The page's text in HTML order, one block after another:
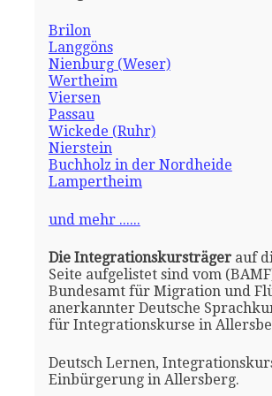
Brilon
Langgöns
Nienburg (Weser)
Wertheim
Viersen
Passau
Wickede (Ruhr)
Nierstein
Buchholz in der Nordheide
Lampertheim
und mehr ......
Die Integrationskursträgerauf
Seite aufgelistet sind vom
Bundesamt für Migration und
anerkannter Deutsche
für Integrationskurse in
Deutsch Lernen,
Einbürgerung in Allersberg.